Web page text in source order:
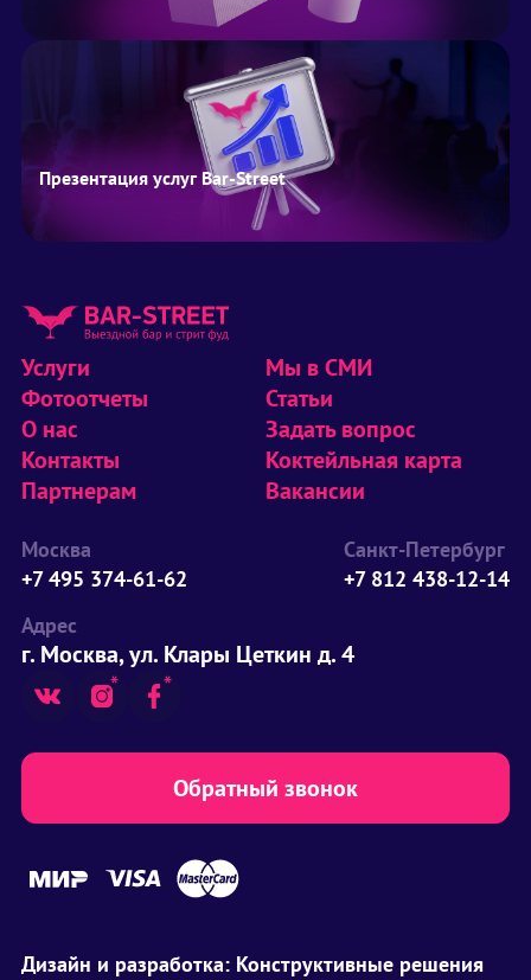
Презентация услуг Bar-Street
Услуги
Фотоотчеты
О нас
Контакты
Партнерам
Мы в СМИ
Статьи
Задать вопрос
Коктейльная карта
Вакансии
Москва
+7 495 374-61-62
Санкт-Петербург
+7 812 438-12-14
Адрес
г. Москва, ул. Клары Цеткин д. 4
Обратный звонок
Дизайн и разработка: Конструктивные решения